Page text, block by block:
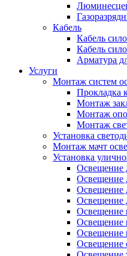
Кабель
Кабель
Кабель
Арматура
Услуги
Монтаж систем
Прокладка
Монтаж
Монтаж
Монтаж
Установка
Монтаж мачт
Установка
Освещение
Освещение
Освещение
Освещение
Освещение
Освещение
Освещение
Освещение